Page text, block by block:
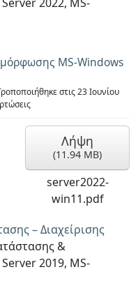
MS-Windows
στις 23 Ιουνίου
Λήψη
(11.94 MB)
server2022-
win11.pdf
– Διαχείρισης
&
2019, MS-